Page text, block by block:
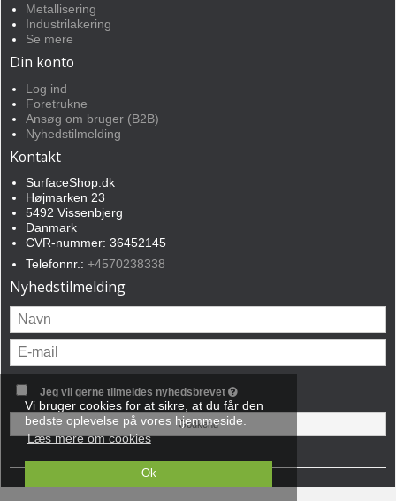
Vi bruger cookies for at sikre, at du får den
bedste oplevelse på vores hjemmeside.
Læs mere om cookies
Ok
Metallisering
Industrilakering
Se mere
Din konto
Log ind
Foretrukne
Ansøg om bruger (B2B)
Nyhedstilmelding
Kontakt
SurfaceShop.dk
Højmarken 23
5492 Vissenbjerg
Danmark
CVR-nummer: 36452145
Telefonnr.: +4570238338
Nyhedstilmelding
Jeg vil gerne tilmeldes nyhedsbrevet
Godkend